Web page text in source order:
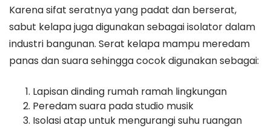
Karena sifat seratnya yang padat dan berserat,
sabut kelapa juga digunakan sebagai isolator dalam
industri bangunan. Serat kelapa mampu meredam
panas dan suara sehingga cocok digunakan sebagai:
Lapisan dinding rumah ramah lingkungan
Peredam suara pada studio musik
Isolasi atap untuk mengurangi suhu ruangan